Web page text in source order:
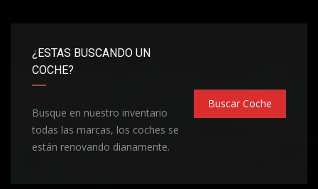
¿ESTAS BUSCANDO UN
COCHE?
Busque en nuestro inventario
todas las marcas, los coches se
están renovando diariamente.
Buscar Coche